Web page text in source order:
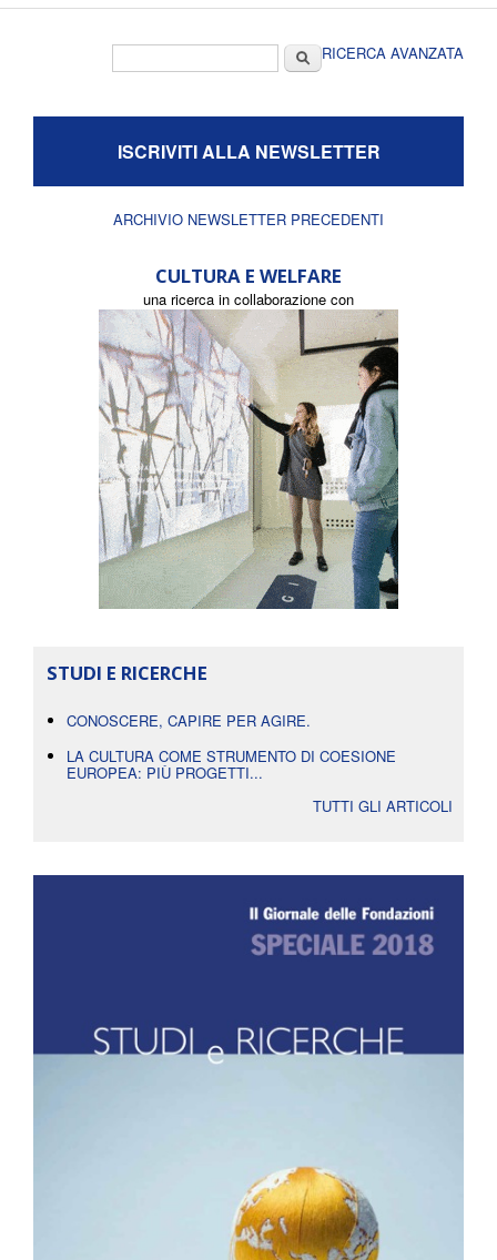
CercaRICERCA AVANZATA
ISCRIVITI ALLA NEWSLETTER
ARCHIVIO NEWSLETTER PRECEDENTI
CULTURA E WELFARE
una ricerca in collaborazione con
STUDI E RICERCHE
CONOSCERE, CAPIRE PER AGIRE.
LA CULTURA COME STRUMENTO DI COESIONE
EUROPEA: PIÙ PROGETTI...
TUTTI GLI ARTICOLI